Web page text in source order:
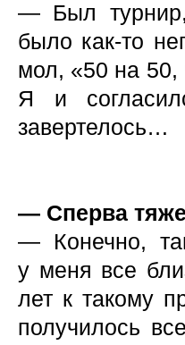
— Был
было как-то
мол, «50 на 50,
Я и
завертелось…
— Сперва
— Конечно,
у меня все
лет к такому
получилось